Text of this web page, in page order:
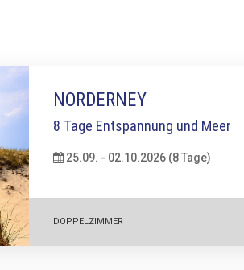
NORDERNEY
8 Tage Entspannung und Meer
25.09. - 02.10.2026 (8 Tage)
DOPPELZIMMER